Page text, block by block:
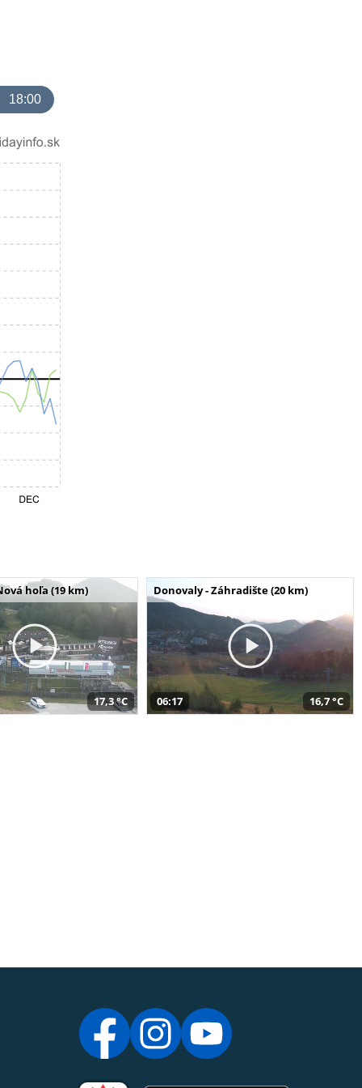
18:00
hoľa (19 km)
17,3 °C
Donovaly - Záhradište (20 km)
06:17 16,7 °C